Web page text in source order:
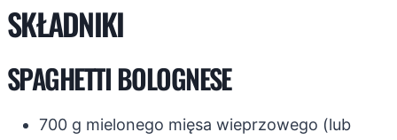
SKŁADNIKI
SPAGHETTI BOLOGNESE
700 g mielonego mięsa wieprzowego (lub